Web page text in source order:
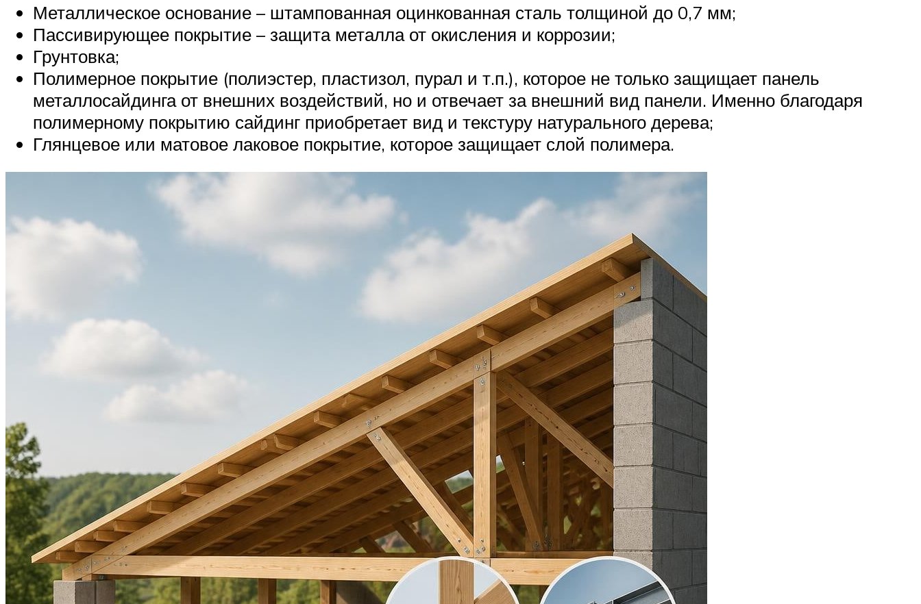
Металлическое основание – штампованная оцинкованная сталь толщиной до 0,7 мм;
Пассивирующее покрытие – защита металла от окисления и коррозии;
Грунтовка;
Полимерное покрытие (полиэстер, пластизол, пурал и т.п.), которое не только защищает панель
металлосайдинга от внешних воздействий, но и отвечает за внешний вид панели. Именно благодаря
полимерному покрытию сайдинг приобретает вид и текстуру натурального дерева;
Глянцевое или матовое лаковое покрытие, которое защищает слой полимера.